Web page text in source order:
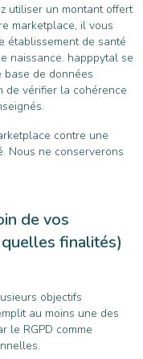
utiliser un montant offert
marketplace, il vous
établissement de santé
naissance. happpytal se
base de données
de vérifier la cohérence
contre une
Nous ne conserverons
de vos
finalités)
objectifs
au moins une des
le RGPD comme